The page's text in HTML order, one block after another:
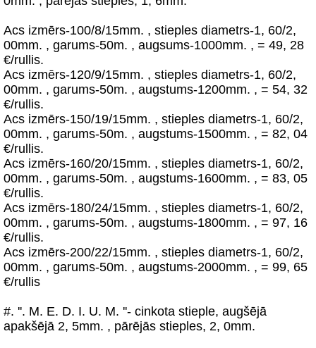
Acs izmērs-100/8/15mm. , stieples diametrs-1, 60/2,
00mm. , garums-50m. , augsums-1000mm. , = 49, 28
€/rullis.
Acs izmērs-120/9/15mm. , stieples diametrs-1, 60/2,
00mm. , garums-50m. , augstums-1200mm. , = 54, 32
€/rullis.
Acs izmērs-150/19/15mm. , stieples diametrs-1, 60/2,
00mm. , garums-50m. , augstums-1500mm. , = 82, 04
€/rullis.
Acs izmērs-160/20/15mm. , stieples diametrs-1, 60/2,
00mm. , garums-50m. , augstums-1600mm. , = 83, 05
€/rullis.
Acs izmērs-180/24/15mm. , stieples diametrs-1, 60/2,
00mm. , garums-50m. , augstums-1800mm. , = 97, 16
€/rullis.
Acs izmērs-200/22/15mm. , stieples diametrs-1, 60/2,
00mm. , garums-50m. , augstums-2000mm. , = 99, 65
€/rullis
#. ''. M. E. D. I. U. M. ''- cinkota stieple, augšējā
apakšējā 2, 5mm. , pārējās stieples, 2, 0mm.